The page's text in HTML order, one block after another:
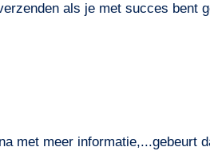
als je met succes bent
met meer informatie,...gebeurt